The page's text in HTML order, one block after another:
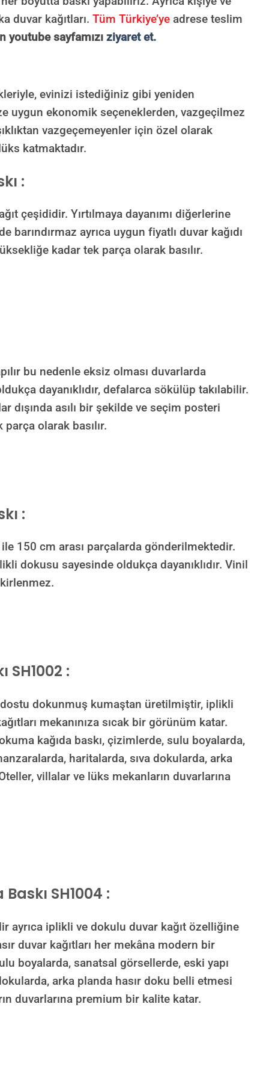
AI TASARIMIYLA SIPARIŞ VER
ONAYINIZDAN SONRA BASKIYA GEÇILECEK
duvar kağıtları. Tüm Türkiye’ye adrese teslim
youtube sayfamızı ziyaret et.
evinizi istediğiniz gibi yeniden
uygun ekonomik seçeneklerden, vazgeçilmez
vazgeçemeyenler için özel olarak
katmaktadır.
:
çeşididir. Yırtılmaya dayanımı diğerlerine
ayrıca uygun fiyatlı duvar kağıdı
kadar tek parça olarak basılır.
bu nedenle eksiz olması duvarlarda
dayanıklıdır, defalarca sökülüp takılabilir.
dışında asılı bir şekilde ve seçim posteri
olarak basılır.
:
150 cm arası parçalarda gönderilmektedir.
dokusu sayesinde oldukça dayanıklıdır. Vinil
SH1002 :
dokunmuş kumaştan üretilmiştir, iplikli
mekanınıza sıcak bir görünüm katar.
kağıda baskı, çizimlerde, sulu boyalarda,
haritalarda, sıva dokularda, arka
villalar ve lüks mekanların duvarlarına
SH1004 :
iplikli ve dokulu duvar kağıt özelliğine
duvar kağıtları her mekâna modern bir
boyalarda, sanatsal görsellerde, eski yapı
arka planda hasır doku belli etmesi
duvarlarına premium bir kalite katar.